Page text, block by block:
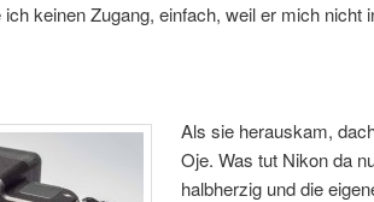
keinen Zugang, einfach, weil er mich nicht
Als sie herauskam,
Oje. Was tut Nikon da
halbherzig und die